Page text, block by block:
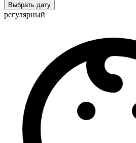
Выбрать дату
регулярный